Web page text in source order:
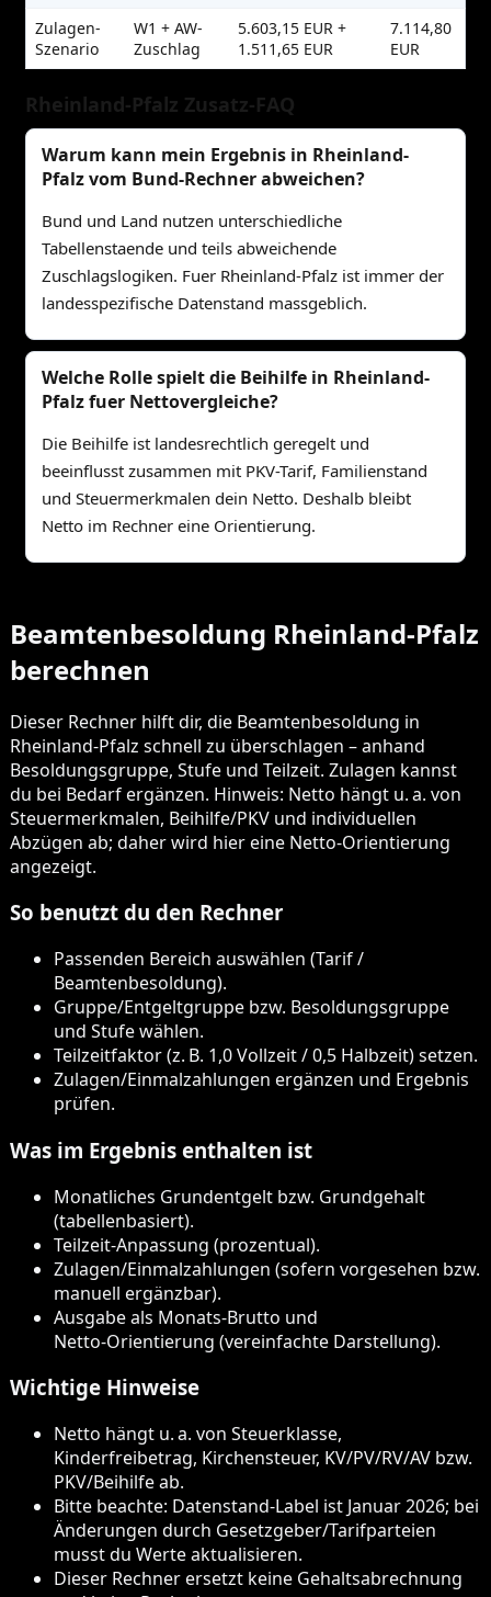
Zulagen-
Szenario
W1 + AW-
Zuschlag
5.603,15 EUR +
1.511,65 EUR
7.114,80
EUR
Rheinland-Pfalz Zusatz-FAQ
Warum kann mein Ergebnis in Rheinland-
Pfalz vom Bund-Rechner abweichen?
Bund und Land nutzen unterschiedliche
Tabellenstaende und teils abweichende
Zuschlagslogiken. Fuer Rheinland-Pfalz ist immer der
landesspezifische Datenstand massgeblich.
Welche Rolle spielt die Beihilfe in Rheinland-
Pfalz fuer Nettovergleiche?
Die Beihilfe ist landesrechtlich geregelt und
beeinflusst zusammen mit PKV-Tarif, Familienstand
und Steuermerkmalen dein Netto. Deshalb bleibt
Netto im Rechner eine Orientierung.
Beamtenbesoldung Rheinland‑Pfalz
berechnen
Dieser Rechner hilft dir, die Beamtenbesoldung in
Rheinland‑Pfalz schnell zu überschlagen – anhand
Besoldungsgruppe, Stufe und Teilzeit. Zulagen kannst
du bei Bedarf ergänzen. Hinweis: Netto hängt u. a. von
Steuermerkmalen, Beihilfe/PKV und individuellen
Abzügen ab; daher wird hier eine Netto‑Orientierung
angezeigt.
So benutzt du den Rechner
Passenden Bereich auswählen (Tarif /
Beamtenbesoldung).
Gruppe/Entgeltgruppe bzw. Besoldungsgruppe
und Stufe wählen.
Teilzeitfaktor (z. B. 1,0 Vollzeit / 0,5 Halbzeit) setzen.
Zulagen/Einmalzahlungen ergänzen und Ergebnis
prüfen.
Was im Ergebnis enthalten ist
Monatliches Grundentgelt bzw. Grundgehalt
(tabellenbasiert).
Teilzeit‑Anpassung (prozentual).
Zulagen/Einmalzahlungen (sofern vorgesehen bzw.
manuell ergänzbar).
Ausgabe als Monats‑Brutto und
Netto‑Orientierung (vereinfachte Darstellung).
Wichtige Hinweise
Netto hängt u. a. von Steuerklasse,
Kinderfreibetrag, Kirchensteuer, KV/PV/RV/AV bzw.
PKV/Beihilfe ab.
Bitte beachte: Datenstand‑Label ist Januar 2026; bei
Änderungen durch Gesetzgeber/Tarifparteien
musst du Werte aktualisieren.
Dieser Rechner ersetzt keine Gehaltsabrechnung